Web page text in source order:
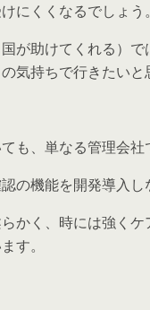
にくくなるでしょう。
が助けてくれる）
気持ちで行きたいと
も、単なる管理会社
の機能を開発導入し
らかく、時には強く
す。